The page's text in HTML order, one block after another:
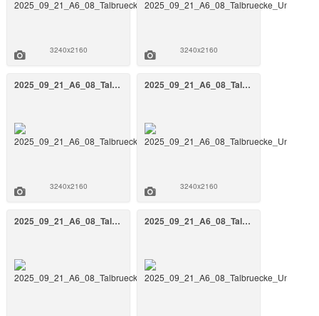
3240x2160 3240x2160
2025_09_21_A6_08_Talbruecke_Unterrieden_BW_808a_September_2025_16_FrankenAir.jpg
3240x2160
2025_09_21_A6_08_Talbruecke_Unterrieden_BW_808a_September_2025_15_FrankenAir.jpg
3240x2160
2025_09_21_A6_08_Talbruecke_Unterrieden_BW_808a_September_2025_14_FrankenAir.jpg 2025_09_21_A6_08_Talbruecke_Unterrieden_BW_808a_September_2025_13_FrankenAir.jpg